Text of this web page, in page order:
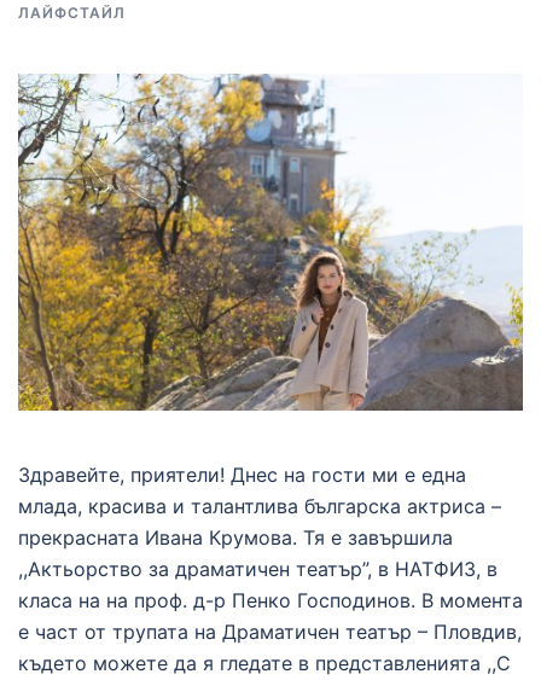
ЛАЙФСТАЙЛ
Здравейте, приятели! Днес на гости ми е една
млада, красива и талантлива българска актриса –
прекрасната Ивана Крумова. Тя е завършила
,,Актьорство за драматичен театър”, в НАТФИЗ, в
класа на на проф. д-р Пенко Господинов. В момента
е част от трупата на Драматичен театър – Пловдив,
където можете да я гледате в представленията ,,С